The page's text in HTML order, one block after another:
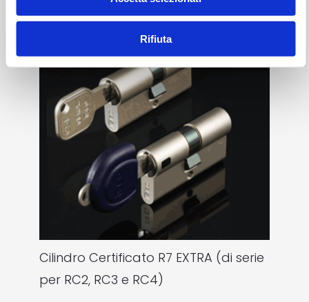
Rifiuta
Cilindro Certificato R7 EXTRA (di serie
per RC2, RC3 e RC4)